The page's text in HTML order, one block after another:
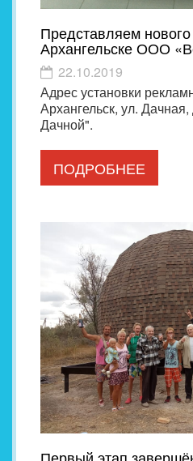
Представляем
Архангельске ООО
22.10.2019
Адрес установки
Архангельск, ул.
Дачной".
ПОДРОБНЕЕ